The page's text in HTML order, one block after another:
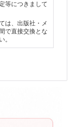
等につきまして
は、出版社・メ
で直接交換とな
。